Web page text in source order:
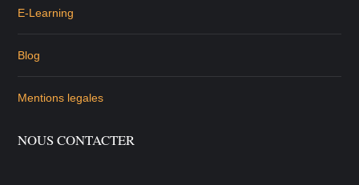
E-Learning
Blog
Mentions legales
NOUS CONTACTER